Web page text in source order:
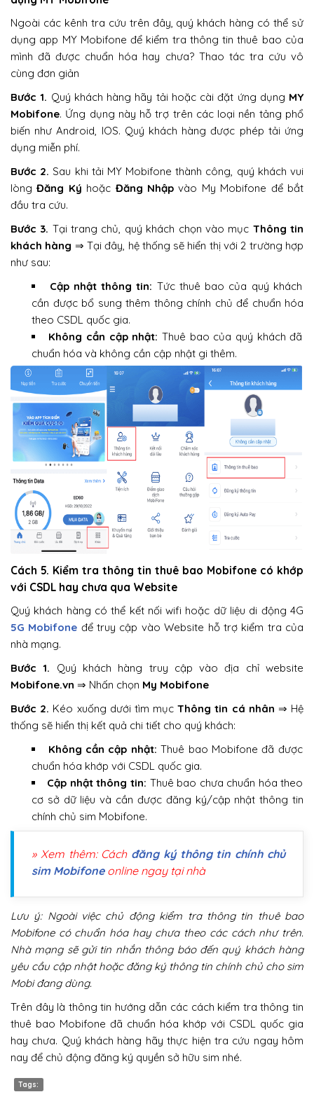
Ngoài các kênh tra cứu trên đây, quý khách hàng có thể sử
dụng app MY Mobifone để kiểm tra thông tin thuê bao của
mình đã được chuẩn hóa hay chưa? Thao tác tra cứu vô
cùng đơn giản
Bước 1. Quý khách hàng hãy tải hoặc cài đặt ứng dụng MY
Mobifone. Ứng dụng này hỗ trợ trên các loại nền tảng phổ
biến như Android, IOS. Quý khách hàng được phép tải ứng
dụng miễn phí.
Bước 2. Sau khi tải MY Mobifone thành công, quý khách vui
lòngĐăng Ký hoặc Đăng Nhập vào My Mobifone để bắt
đầu tra cứu.
Bước 3. Tại trang chủ, quý khách chọn vào mục Thông tin
khách hàng ⇒ Tại đây, hệ thống sẽ hiển thị với 2 trường hợp
như sau:
Cập nhật thông tin: Tức thuê bao của quý khách
cần được bổ sung thêm thông chính chủ để chuẩn hóa
theo CSDL quốc gia.
Không cần cập nhật:Thuê bao của quý khách đã
chuẩn hóa và không cần cập nhật gi thêm.
Cách 5. Kiểm tra thông tin thuê bao Mobifone có khớp
với CSDL hay chưa qua Website
Quý khách hàng có thể kết nối wifi hoặc dữ liệu di động 4G
5G Mobifone để truy cập vào Website hỗ trợ kiểm tra của
nhà mạng.
Bước 1. Quý khách hàng truy cập vào địa chỉ website
Mobifone.vn ⇒ Nhấn chọn My Mobifone
Bước 2. Kéo xuống dưới tìm mụcThông tin cá nhân ⇒ Hệ
thống sẽ hiển thị kết quả chi tiết cho quý khách:
Không cần cập nhật:Thuê bao Mobifone đã được
chuẩn hóa khớp với CSDL quốc gia.
Cập nhật thông tin: Thuê bao chưa chuẩn hóa theo
cơ sở dữ liệu và cần được đăng ký/cập nhật thông tin
chính chủ sim Mobifone.
» Xem thêm: Cách đăng ký thông tin chính chủ
sim Mobifoneonline ngay tại nhà
Lưu ý: Ngoài việc chủ động kiểm tra thông tin thuê bao
Mobifone có chuẩn hóa hay chưa theo các cách như trên.
Nhà mạng sẽ gửi tin nhắn thông báo đến quý khách hàng
yêu cầu cập nhật hoặc đăng ký thông tin chính chủ cho sim
Mobi đang dùng.
Trên đây là thông tin hướng dẫn các cách kiểm tra thông tin
thuê bao Mobifone đã chuẩn hóa khớp với CSDL quốc gia
hay chưa. Quý khách hàng hãy thực hiện tra cứu ngay hôm
nay để chủ động đăng ký quyền sở hữu sim nhé.
Tags: